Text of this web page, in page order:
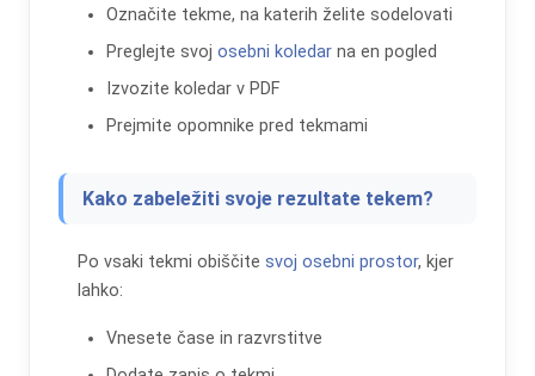
Označite tekme, na katerih želite sodelovati
Preglejte svoj osebni koledar na en pogled
Izvozite koledar v PDF
Prejmite opomnike pred tekmami
Kako zabeležiti svoje rezultate tekem?
Po vsaki tekmi obiščite svoj osebni prostor, kjer
lahko:
Vnesete čase in razvrstitve